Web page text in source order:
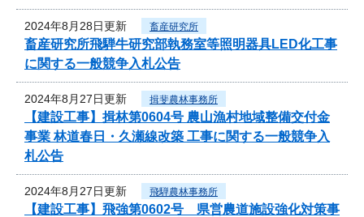
2024年8月28日更新 畜産研究所
畜産研究所飛騨牛研究部執務室等照明器具LED化工事
に関する一般競争入札公告
2024年8月27日更新 揖斐農林事務所
【建設工事】揖林第0604号 農山漁村地域整備交付金
事業 林道春日・久瀬線改築 工事に関する一般競争入
札公告
2024年8月27日更新 飛騨農林事務所
【建設工事】飛強第0602号 県営農道施設強化対策事